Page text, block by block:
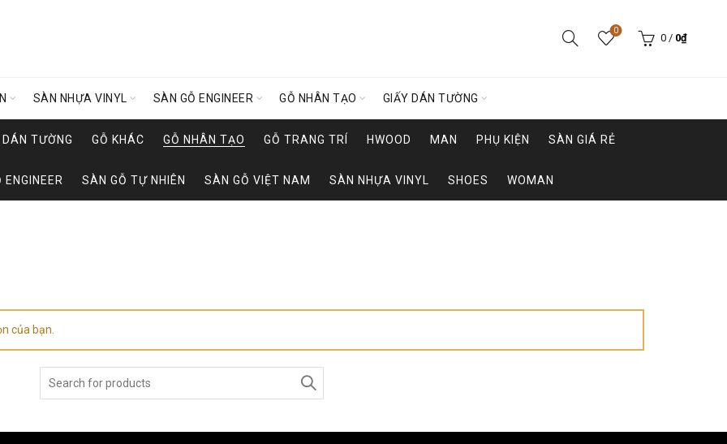
0
0 / 0₫
SÀN NHỰA VINYL SÀN GỖ ENGINEER GỖ NHÂN TẠO GIẤY DÁN TƯỜNG
TƯỜNG GỖ KHÁC GỖ NHÂN TẠO GỖ TRANG TRÍ HWOOD MAN PHỤ KIỆN SÀN GIÁ RẺ
ENGINEER SÀN GỖ TỰ NHIÊN SÀN GỖ VIỆT NAM SÀN NHỰA VINYL SHOES WOMAN
của bạn.